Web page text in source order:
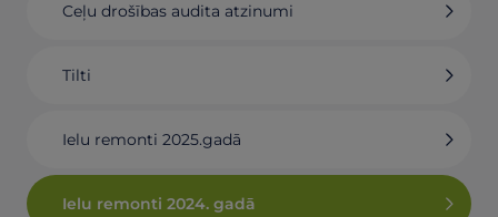
Ceļu drošības audita atzinumi
Tilti
Ielu remonti 2025.gadā
Ielu remonti 2024. gadā